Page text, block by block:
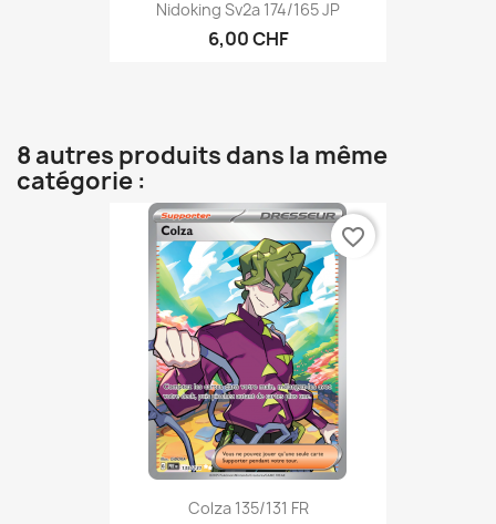
Nidoking Sv2a 174/165 JP
6,00 CHF
8 autres produits dans la même
catégorie :
Colza 135/131 FR
favorite_border